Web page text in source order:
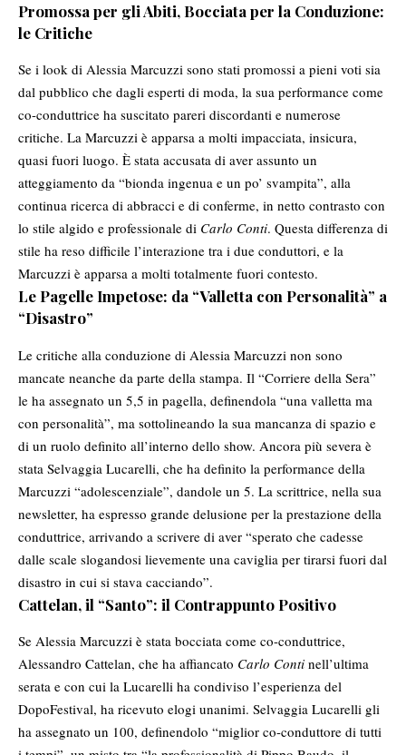
Promossa per gli Abiti, Bocciata per la Conduzione:
le Critiche
Se i look di Alessia Marcuzzi sono stati promossi a pieni voti sia
dal pubblico che dagli esperti di moda, la sua performance come
co-conduttrice ha suscitato pareri discordanti e numerose
critiche. La Marcuzzi è apparsa a molti impacciata, insicura,
quasi fuori luogo. È stata accusata di aver assunto un
atteggiamento da “bionda ingenua e un po’ svampita”, alla
continua ricerca di abbracci e di conferme, in netto contrasto con
lo stile algido e professionale di Carlo Conti. Questa differenza di
stile ha reso difficile l’interazione tra i due conduttori, e la
Marcuzzi è apparsa a molti totalmente fuori contesto.
Le Pagelle Impetose: da “Valletta con Personalità” a
“Disastro”
Le critiche alla conduzione di Alessia Marcuzzi non sono
mancate neanche da parte della stampa. Il “Corriere della Sera”
le ha assegnato un 5,5 in pagella, definendola “una valletta ma
con personalità”, ma sottolineando la sua mancanza di spazio e
di un ruolo definito all’interno dello show. Ancora più severa è
stata Selvaggia Lucarelli, che ha definito la performance della
Marcuzzi “adolescenziale”, dandole un 5. La scrittrice, nella sua
newsletter, ha espresso grande delusione per la prestazione della
conduttrice, arrivando a scrivere di aver “sperato che cadesse
dalle scale slogandosi lievemente una caviglia per tirarsi fuori dal
disastro in cui si stava cacciando”.
Cattelan, il “Santo”: il Contrappunto Positivo
Se Alessia Marcuzzi è stata bocciata come co-conduttrice,
Alessandro Cattelan, che ha affiancato Carlo Conti nell’ultima
serata e con cui la Lucarelli ha condiviso l’esperienza del
DopoFestival, ha ricevuto elogi unanimi. Selvaggia Lucarelli gli
ha assegnato un 100, definendolo “miglior co-conduttore di tutti